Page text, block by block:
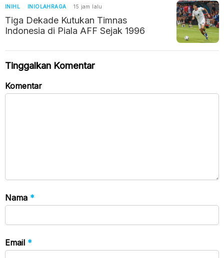
INIHL INIOLAHRAGA 15 jam lalu
Tiga Dekade Kutukan Timnas
Indonesia di Piala AFF Sejak 1996
Tinggalkan Komentar
Komentar
Nama *
Email *